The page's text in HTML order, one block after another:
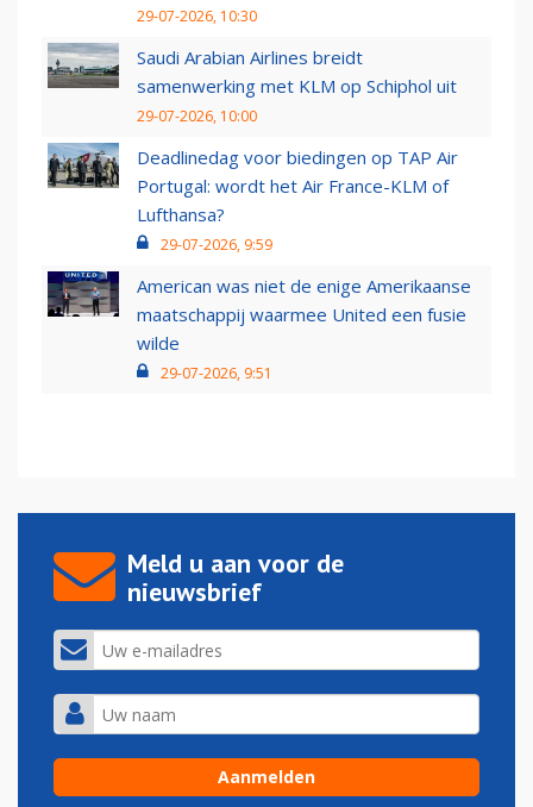
29-07-2026, 10:30
Saudi Arabian Airlines breidt
samenwerking met KLM op Schiphol uit
29-07-2026, 10:00
Deadlinedag voor biedingen op TAP Air
Portugal: wordt het Air France-KLM of
Lufthansa?
29-07-2026, 9:59
American was niet de enige Amerikaanse
maatschappij waarmee United een fusie
wilde
29-07-2026, 9:51
Meld u aan voor de
nieuwsbrief